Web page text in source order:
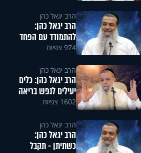
הרב יגאל כהן
הרב יגאל כהן:
להתמודד עם הפחד
974 צפיות
הרב יגאל כהן
הרב יגאל כהן: כלים
יעילים לנפש בריאה
1602 צפיות
הרב יגאל כהן
הרב יגאל כהן:
כשתיתן - תקבל